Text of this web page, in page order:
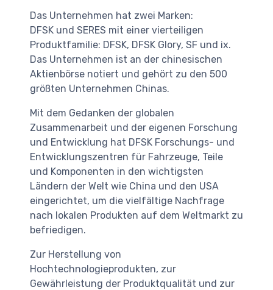
Das Unternehmen hat zwei Marken:
DFSK und SERES mit einer vierteiligen
Produktfamilie: DFSK, DFSK Glory, SF und ix.
Das Unternehmen ist an der chinesischen
Aktienbörse notiert und gehört zu den 500
größten Unternehmen Chinas.
Mit dem Gedanken der globalen
Zusammenarbeit und der eigenen Forschung
und Entwicklung hat DFSK Forschungs- und
Entwicklungszentren für Fahrzeuge, Teile
und Komponenten in den wichtigsten
Ländern der Welt wie China und den USA
eingerichtet, um die vielfältige Nachfrage
nach lokalen Produkten auf dem Weltmarkt zu
befriedigen.
Zur Herstellung von
Hochtechnologieprodukten, zur
Gewährleistung der Produktqualität und zur